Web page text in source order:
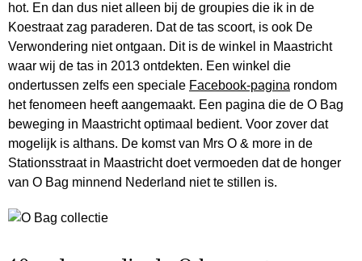
hot. En dan dus niet alleen bij de groupies die ik in de
Koestraat zag paraderen. Dat de tas scoort, is ook De
Verwondering niet ontgaan. Dit is de winkel in Maastricht
waar wij de tas in 2013 ontdekten. Een winkel die
ondertussen zelfs een speciale Facebook-pagina rondom
het fenomeen heeft aangemaakt. Een pagina die de O Bag
beweging in Maastricht optimaal bedient. Voor zover dat
mogelijk is althans. De komst van Mrs O & more in de
Stationsstraat in Maastricht doet vermoeden dat de honger
van O Bag minnend Nederland niet te stillen is.